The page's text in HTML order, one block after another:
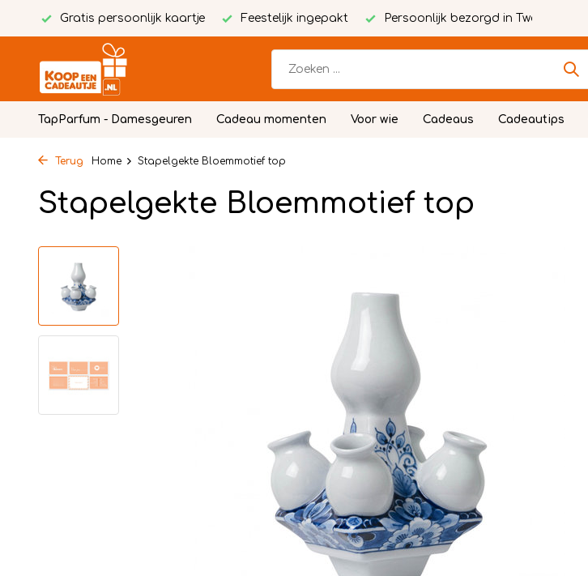
Gratis persoonlijk kaartje Feestelijk ingepakt Persoonlijk bezorgd in Twente
TapParfum - Damesgeuren Cadeau momenten Voor wie Cadeaus Cadeautips
Terug Home Stapelgekte Bloemmotief top
Stapelgekte Bloemmotief top